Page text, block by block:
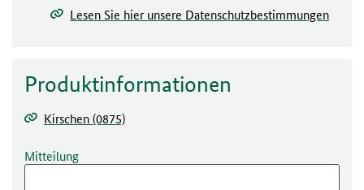
Lesen Sie hier unsere Datenschutzbestimmungen
Produktinformationen
Kirschen (0875)
Mitteilung